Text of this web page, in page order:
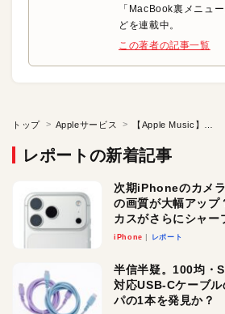
「MacBook裏メニュ
どを連載中。
この著者の記事一覧
トップ Appleサービス 【Apple Music】音楽の趣味が合う友人・知人と楽曲やプレイリストを共有しよう！
レポートの新着記事
次期iPhoneのカメ
の画質が大幅アップ
カスがさらにシャー
iPhone レポート
半信半疑。100均・
対応USB-Cケーブ
パの1本を発見か？